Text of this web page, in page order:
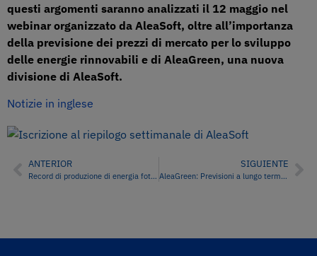
questi argomenti saranno analizzati il 12 maggio nel
webinar organizzato da AleaSoft, oltre all’importanza
della previsione dei prezzi di mercato per lo sviluppo
delle energie rinnovabili e di AleaGreen, una nuova
divisione di AleaSoft.
Notizie in inglese
ANTERIOR
Record di produzione di energia fotovoltaica in alcuni mercati europei nella prima settimana di maggio
SIGUIENTE
AleaGreen: Previsioni a lungo termine per il finanziamento di PPA e progetti di energia rinnovabile